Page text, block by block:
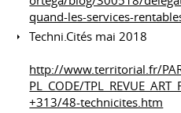
quand-les-services-
Techni.Cités mai 2018
http://www.territorial.fr/
PL_CODE/
+313/48-technicites.htm